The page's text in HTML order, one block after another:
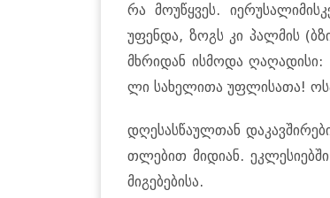
რა მო­უ­წყვეს.
უფენ­და, ზოგს კი პალ­მის
მხრი­დან ის­მო­და ღა­ღა­დი­სი:
ლი სა­ხე­ლი­თა უფ­ლი­სა­თა!
დღე­სას­წა­ულ­თან
თლე­ბით მი­დი­ან.
მი­გე­ბე­ბი­სა.